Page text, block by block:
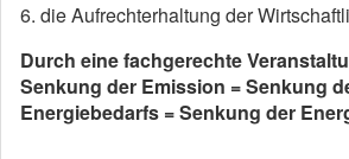
6. die Aufrechterhaltung der
Durch eine fachgerechte
Senkung der Emission = Senkung
Energiebedarfs = Senkung der